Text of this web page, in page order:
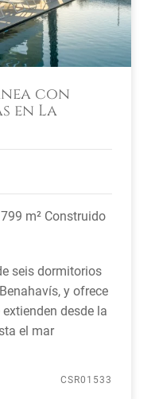
con
en La
799 m² Construido
seis dormitorios
y ofrece
desde la
el mar
CSR01533